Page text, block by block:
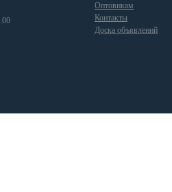
Оптовикам
Контакты
Доска объявлений